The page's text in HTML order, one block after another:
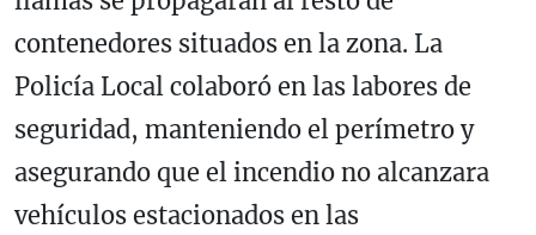
contenedores situados en la zona. La
Policía Local colaboró en las labores de
seguridad, manteniendo el perímetro y
asegurando que el incendio no alcanzara
vehículos estacionados en las